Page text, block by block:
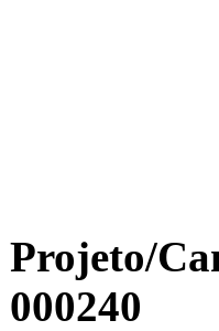
Projeto/
000240